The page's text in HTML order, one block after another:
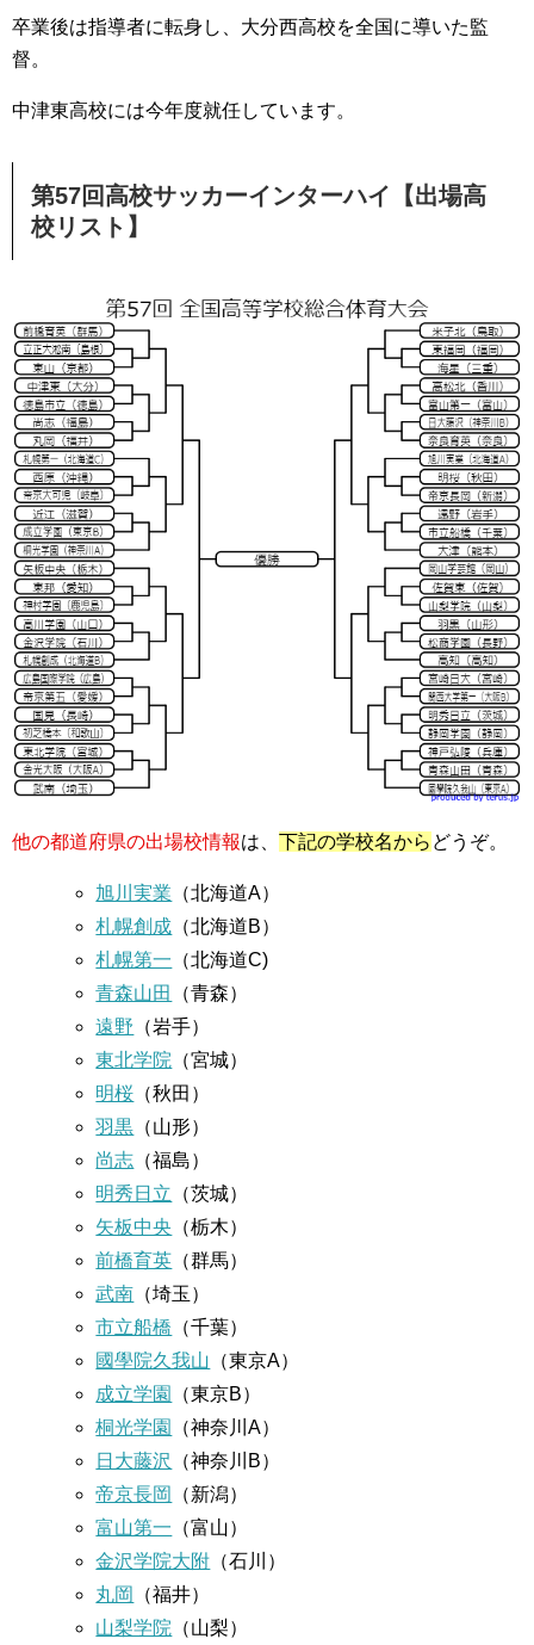
卒業後は指導者に転身し、大分西高校を全国に導いた監
督。
中津東高校には今年度就任しています。
第57回高校サッカーインターハイ【出場高
校リスト】
他の都道府県の出場校情報は、 下記の学校名から どうぞ。
旭川実業 （北海道A）
札幌創成 （北海道B）
札幌第一 （北海道C)
青森山田
（青森）
遠野 （岩手）
東北学院 （宮城）
明桜 （秋田）
羽黒 （山形）
尚志 （福島）
明秀日立 （茨城）
矢板中央 （栃木）
前橋育英 （群馬）
武南 （埼玉）
市立船橋 （千葉）
國學院久我山 （東京A）
成立学園
（東京B）
桐光学園
（神奈川A）
日大藤沢
（神奈川B）
帝京長岡
（新潟）
富山第一 （富山）
金沢学院大附 （石川）
丸岡
（福井）
山梨学院 （山梨）